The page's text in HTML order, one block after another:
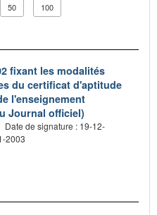
50 100
fixant les modalités
du certificat d'aptitude
l'enseignement
Journal officiel)
Date de signature : 19-12-
2003